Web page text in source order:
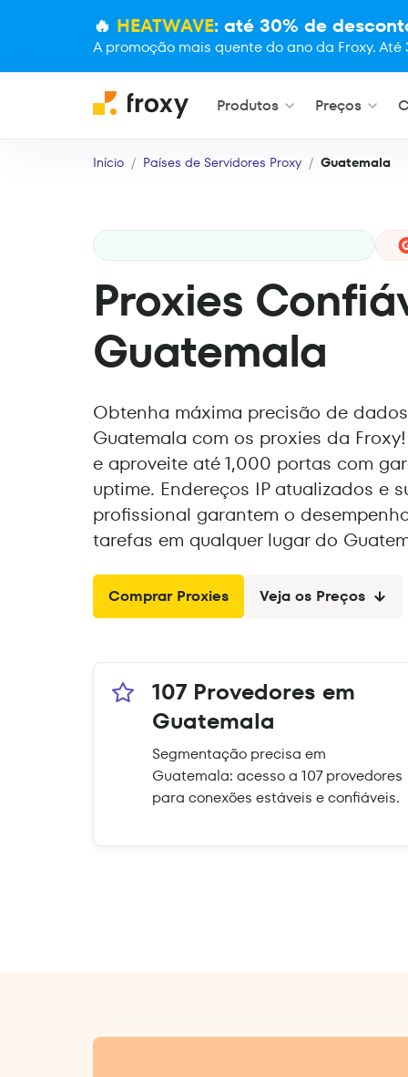
🔥 HEATWAVE: até 30% de
A promoção mais quente do ano da Froxy. Até
Produtos Preços
Início Países de Servidores Proxy Guatemala
Proxies
Guatemala
Obtenha máxima precisão de
Guatemala com os proxies da
e aproveite até 1,000 portas com
uptime. Endereços IP atualizados e
profissional garantem o
tarefas em qualquer lugar do
Comprar Proxies Veja os Preços
107 Provedores em
Guatemala
Segmentação precisa em
Guatemala: acesso a 107 provedores
para conexões estáveis e confiáveis.